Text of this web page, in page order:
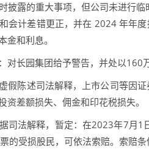
披露的重大事项，但公司未进行
会计差错更正，并在 2024 年年
金和利息。
长园集团给予警告，并处以160
陈述司法解释，上市公司等因证
资差额损失、佣金和印花税损失。
法解释，暂定：在2023年7月1
的受损股民，可依法索赔。索赔条